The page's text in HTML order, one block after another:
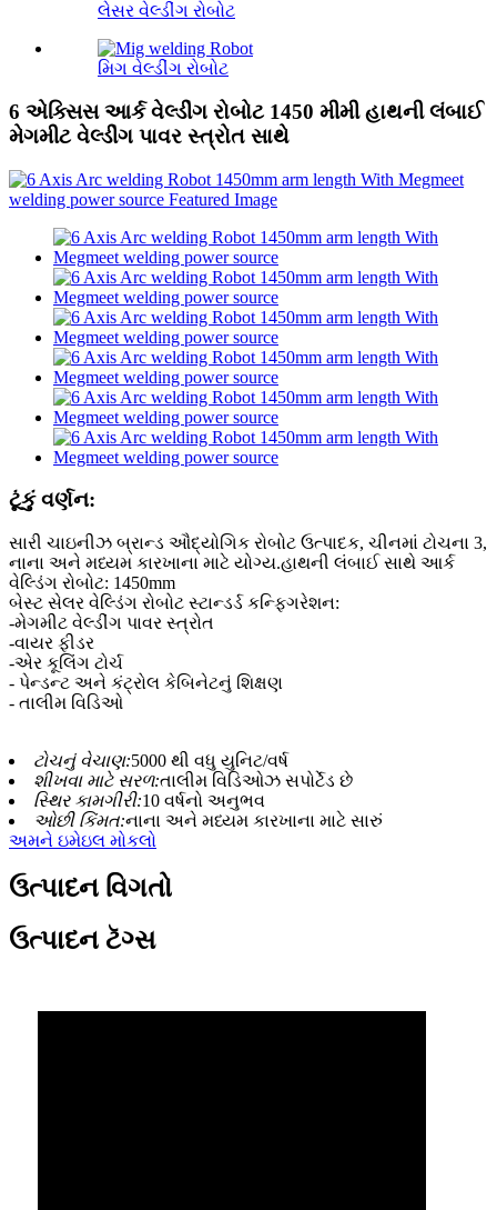
લેસર વેલ્ડીંગ રોબોટ
મિગ વેલ્ડીંગ રોબોટ
6 એક્સિસ આર્ક વેલ્ડીંગ રોબોટ 1450 મીમી હાથની લંબાઈ
મેગમીટ વેલ્ડીંગ પાવર સ્ત્રોત સાથે
ટૂંકું વર્ણન:
સારી ચાઇનીઝ બ્રાન્ડ ઔદ્યોગિક રોબોટ ઉત્પાદક, ચીનમાં ટોચના 3,
નાના અને મધ્યમ કારખાના માટે યોગ્ય.હાથની લંબાઈ સાથે આર્ક
વેલ્ડિંગ રોબોટ: 1450mm
બેસ્ટ સેલર વેલ્ડિંગ રોબોટ સ્ટાન્ડર્ડ કન્ફિગરેશન:
-મેગમીટ વેલ્ડીંગ પાવર સ્ત્રોત
-વાયર ફીડર
-એર કૂલિંગ ટોર્ચ
- પેન્ડન્ટ અને કંટ્રોલ કેબિનેટનું શિક્ષણ
- તાલીમ વિડિઓ
ટોચનું વેચાણ:5000 થી વધુ યુનિટ/વર્ષ
શીખવા માટે સરળ:તાલીમ વિડિઓઝ સપોર્ટેડ છે
સ્થિર કામગીરી:10 વર્ષનો અનુભવ
ઓછી કિંમત:નાના અને મધ્યમ કારખાના માટે સારું
અમને ઇમેઇલ મોકલો
ઉત્પાદન વિગતો
ઉત્પાદન ટૅગ્સ